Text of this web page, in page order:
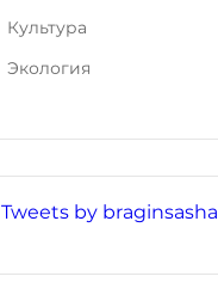
Tweets by braginsasha
Культура
Экология